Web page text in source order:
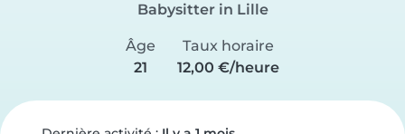
Babysitter in Lille
Âge
21
Taux horaire
12,00 €/heure